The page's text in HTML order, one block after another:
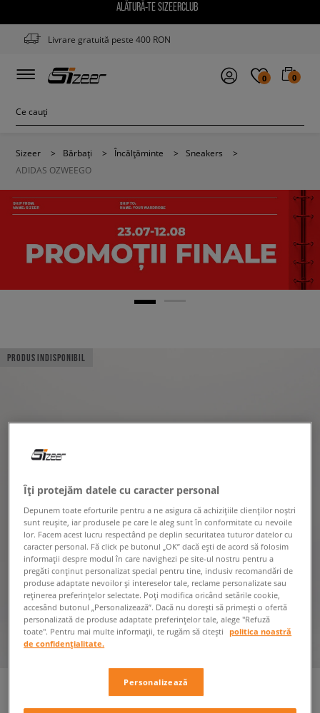
ALĂTURĂ-TE SIZEERCLUB
Livrare gratuită peste 400 RON
0 0
Sizeer > Bărbați > Încălțăminte > Sneakers
>
ADIDAS OZWEEGO
PRODUS INDISPONIBIL
Îți protejăm datele cu caracter personal
Depunem toate eforturile pentru a ne asigura că achizițiile clienților noștri
sunt reușite, iar produsele pe care le aleg sunt în conformitate cu nevoile
lor. Facem acest lucru respectând pe deplin securitatea tuturor datelor cu
caracter personal. Fă click pe butonul „OK” dacă ești de acord să folosim
informații despre modul în care navighezi pe site-ul nostru pentru a
pregăti conținut personalizat special pentru tine, inclusiv recomandări de
produse adaptate nevoilor și intereselor tale, reclame personalizate sau
reținerea preferințelor selectate. Poți modifica oricând setările cookie,
accesând butonul „Personalizează”. Dacă nu dorești să primești o ofertă
personalizată de produse adaptate preferințelor tale, alege "Refuză
toate". Pentru mai multe informații, te rugăm să citești
politica noastră
de confidențialitate.
Personalizează